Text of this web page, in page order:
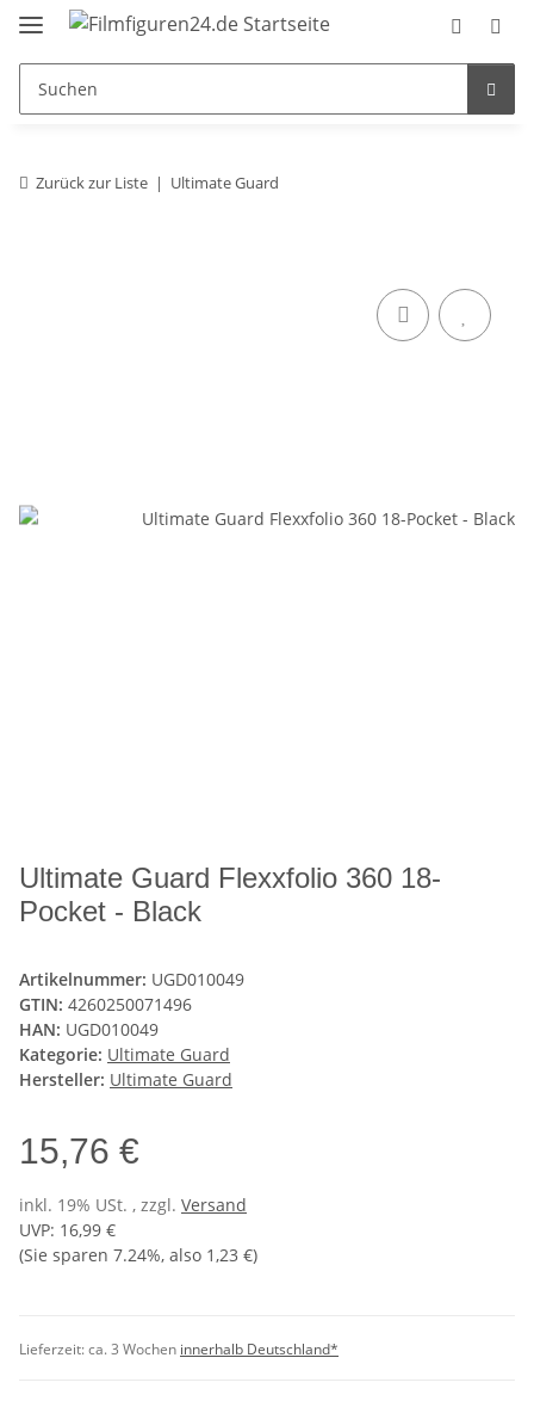
Zurück zur Liste Ultimate Guard
Ultimate Guard Flexxfolio 360 18-
Pocket - Black
Artikelnummer: UGD010049
GTIN: 4260250071496
HAN: UGD010049
Kategorie: Ultimate Guard
Hersteller: Ultimate Guard
15,76 €
inkl. 19% USt. , zzgl. Versand
UVP: 16,99 €
(Sie sparen 7.24%, also 1,23 €)
Lieferzeit:ca. 3 Wochen innerhalb Deutschland*